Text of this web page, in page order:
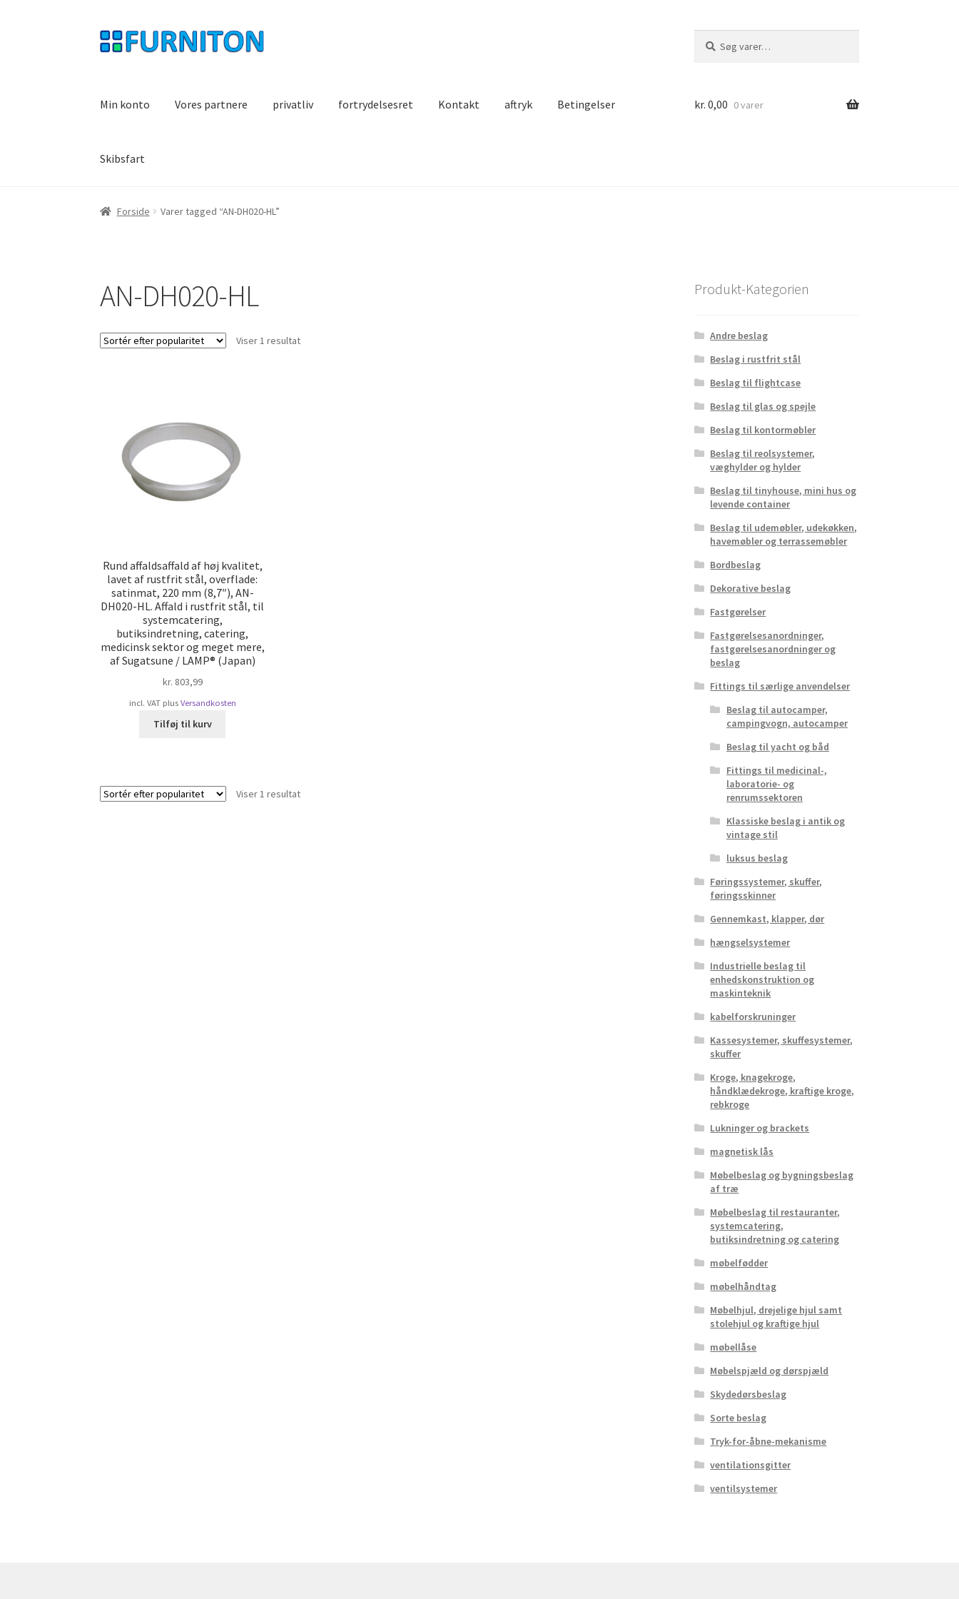
Spring
til
Spring
til
efter:
Min konto Vores partnere privatliv fortrydelsesret Kontakt aftryk Betingelser
Skibsfart
kr. 0,00 0 varer
Forside Varer tagged “AN-DH020-HL”
AN-DH020-HL
Viser 1 resultat
Rund affaldsaffald af høj kvalitet,
lavet af rustfrit stål, overflade:
satinmat, 220 mm (8,7″), AN-
DH020-HL. Affald i rustfrit stål, til
systemcatering,
butiksindretning, catering,
medicinsk sektor og meget mere,
af Sugatsune / LAMP® (Japan)
kr. 803,99
incl. VAT plus Versandkosten
Tilføj til kurv
Viser 1 resultat
Produkt-Kategorien
Andre beslag
Beslag i rustfrit stål
Beslag til flightcase
Beslag til glas og spejle
Beslag til kontormøbler
Beslag til reolsystemer,
væghylder og hylder
Beslag til tinyhouse, mini hus og
levende container
Beslag til udemøbler, udekøkken,
havemøbler og terrassemøbler
Bordbeslag
Dekorative beslag
Fastgørelser
Fastgørelsesanordninger,
fastgørelsesanordninger og
beslag
Fittings til særlige anvendelser
Beslag til autocamper,
campingvogn, autocamper
Beslag til yacht og båd
Fittings til medicinal-,
laboratorie- og
renrumssektoren
Klassiske beslag i antik og
vintage stil
luksus beslag
Føringssystemer, skuffer,
føringsskinner
Gennemkast, klapper, dør
hængselsystemer
Industrielle beslag til
enhedskonstruktion og
maskinteknik
kabelforskruninger
Kassesystemer, skuffesystemer,
skuffer
Kroge, knagekroge,
håndklædekroge, kraftige kroge,
rebkroge
Lukninger og brackets
magnetisk lås
Møbelbeslag og bygningsbeslag
af træ
Møbelbeslag til restauranter,
systemcatering,
butiksindretning og catering
møbelfødder
møbelhåndtag
Møbelhjul, drejelige hjul samt
stolehjul og kraftige hjul
møbellåse
Møbelspjæld og dørspjæld
Skydedørsbeslag
Sorte beslag
Tryk-for-åbne-mekanisme
ventilationsgitter
ventilsystemer